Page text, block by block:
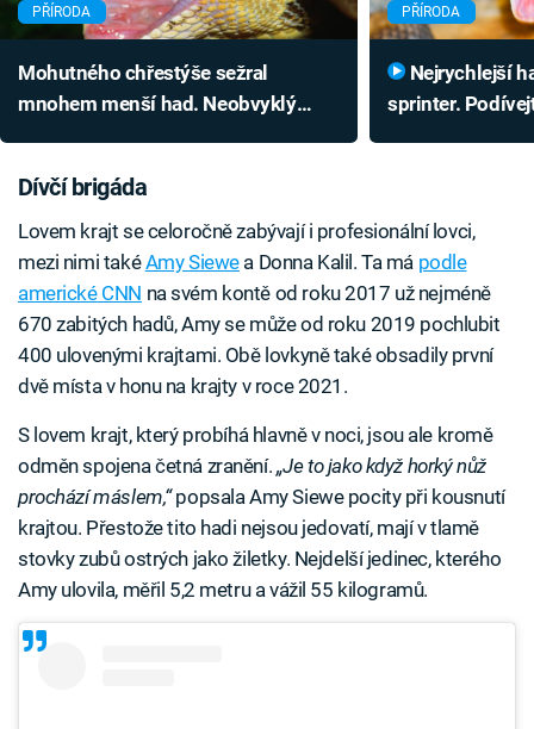
PŘÍRODA
Mohutného chřestýše sežral
mnohem menší had. Neobvyklý
PŘÍRODA
sprinter.
Dívčí brigáda
Lovem krajt se celoročně zabývají i profesionální lovci,
mezi nimi takéAmy Siewea Donna Kalil. Ta má podle
americké CNN na svém kontě od roku 2017 už nejméně
670 zabitých hadů, Amy se může od roku 2019 pochlubit
400 ulovenými krajtami. Obě lovkyně také obsadily první
dvě místa v honu na krajty v roce 2021.
S lovem krajt, který probíhá hlavně v noci, jsou ale kromě
odměn spojena četná zranění. „Je to jako když horký nůž
prochází máslem,“popsala Amy Siewe pocity při kousnutí
krajtou. Přestože tito hadi nejsou jedovatí, mají v tlamě
stovky zubů ostrých jako žiletky. Nejdelší jedinec, kterého
Amy ulovila, měřil 5,2 metru a vážil 55 kilogramů.